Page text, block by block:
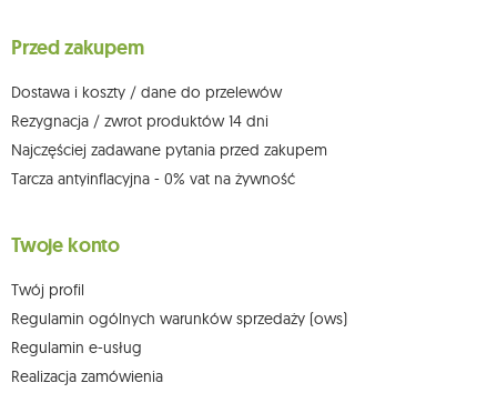
którego dokonano na podstawie zgody przed jej cofnięciem. W tym celu
możesz kontaktować się z działem obsługi klienta Mouton Interactive pod
Więcej informacji: www.mouton.pl/ODO
Przed zakupem
Dostawa i koszty / dane do przelewów
Rezygnacja / zwrot produktów 14 dni
Najczęściej zadawane pytania przed zakupem
Tarcza antyinflacyjna - 0% vat na żywność
Twoje konto
Twój profil
Regulamin ogólnych warunków sprzedaży (ows)
Regulamin e-usług
Realizacja zamówienia